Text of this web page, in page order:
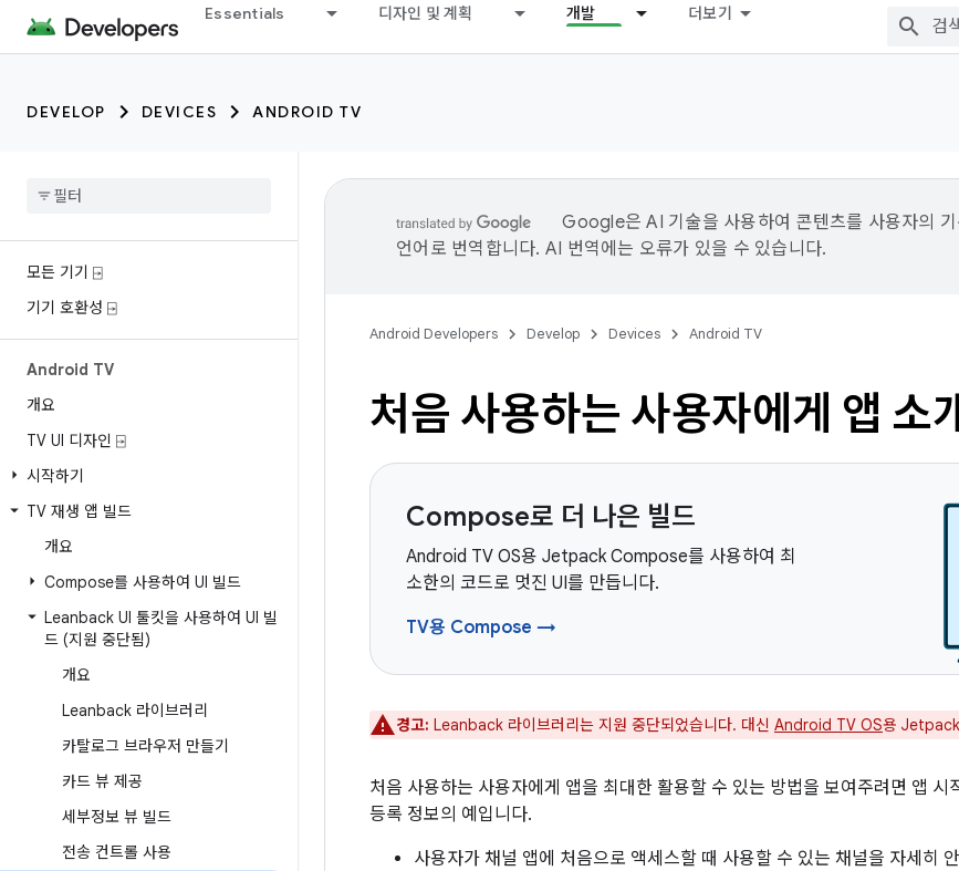
Essentials 디자인 및 계획 개발 더보기
DEVELOP DEVICES ANDROID TV
모든 기기 ⍈
기기 호환성 ⍈
Android TV
개요
TV UI 디자인 ⍈
시작하기
TV 재생 앱 빌드
개요
Compose를 사용하여 UI 빌드
Leanback UI 툴킷을 사용하여 UI 빌
드 (지원 중단됨)
개요
Leanback 라이브러리
카탈로그 브라우저 만들기
카드 뷰 제공
세부정보 뷰 빌드
전송 컨트롤 사용
Google은 AI 기술을 사용하여 콘텐츠를 사용자의 기
언어로 번역합니다. AI 번역에는 오류가 있을 수 있습니다.
Android Developers Develop Devices Android TV
처음 사용하는 사용자에게 앱 소
Compose로 더 나은 빌드
Android TV OS용 Jetpack Compose를 사용하여 최
소한의 코드로 멋진 UI를 만듭니다.
TV용 Compose →
경고: Leanback 라이브러리는 지원 중단되었습니다. 대신 Android TV OS용
처음 사용하는 사용자에게 앱을 최대한 활용할 수 있는 방법을 보여주려면 앱 시
등록 정보의 예입니다.
사용자가 채널 앱에 처음으로 액세스할 때 사용할 수 있는 채널을 자세히